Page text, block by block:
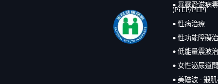
• 暴露愛滋病
(PrEP/PEP)
• 性病治療
• 性功能障礙
• 低能量震波
• 女性泌尿道
• 美磁波 - 鍛